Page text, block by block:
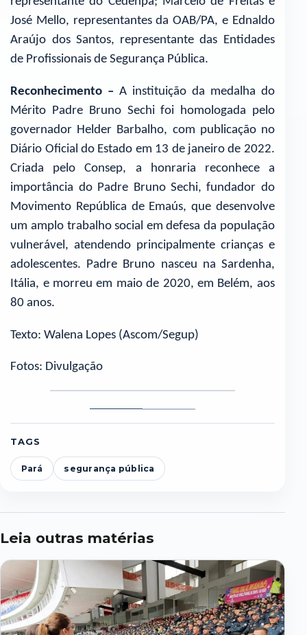
José Mello, representantes da OAB/PA, e Ednaldo
Araújo dos Santos, representante das Entidades
de Profissionais de Segurança Pública.
Reconhecimento – A instituição da medalha do
Mérito Padre Bruno Sechi foi homologada pelo
governador Helder Barbalho, com publicação no
Diário Oficial do Estado em 13 de janeiro de 2022.
Criada pelo Consep, a honraria reconhece a
importância do Padre Bruno Sechi, fundador do
Movimento República de Emaús, que desenvolve
um amplo trabalho social em defesa da população
vulnerável, atendendo principalmente crianças e
adolescentes. Padre Bruno nasceu na Sardenha,
Itália, e morreu em maio de 2020, em Belém, aos
80 anos.
Texto: Walena Lopes (Ascom/Segup)
Fotos: Divulgação
Foto
1
Foto
2
TAGS
Pará segurança pública
Leia outras matérias